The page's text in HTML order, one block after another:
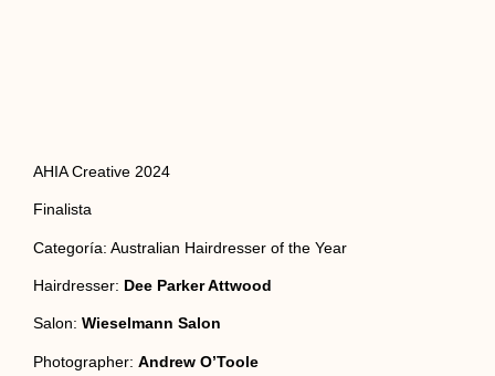
AHIA Creative 2024
Finalista
Categoría: Australian Hairdresser of the Year
Hairdresser: Dee Parker Attwood
Salon: Wieselmann Salon
Photographer: Andrew O’Toole